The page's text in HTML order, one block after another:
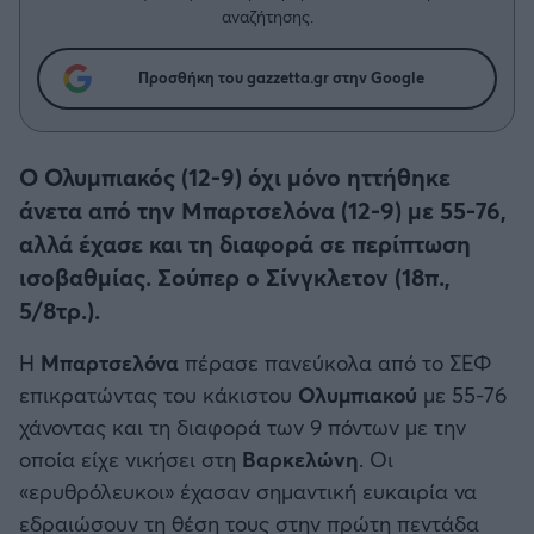
Δημήτρης Τσορμπατζόγλου
Ατρόμητος Αθηνών
Κηφισιά
Αστέρας Τρίπολης
Παναιτωλικός
Μεγάλη μου Αγάπη
Μια Ιστορία από την Πόλη
αναζήτησης.
Προσθήκη του gazzetta.gr στην Google
Ο Ολυμπιακός (12-9) όχι μόνο ηττήθηκε
άνετα από την Μπαρτσελόνα (12-9) με 55-76,
αλλά έχασε και τη διαφορά σε περίπτωση
ισοβαθμίας. Σούπερ ο Σίνγκλετον (18π.,
5/8τρ.).
Η Μπαρτσελόνα πέρασε πανεύκολα από το ΣΕΦ
επικρατώντας του κάκιστου Ολυμπιακού με 55-76
χάνοντας και τη διαφορά των 9 πόντων με την
οποία είχε νικήσει στη Βαρκελώνη. Οι
«ερυθρόλευκοι» έχασαν σημαντική ευκαιρία να
εδραιώσουν τη θέση τους στην πρώτη πεντάδα